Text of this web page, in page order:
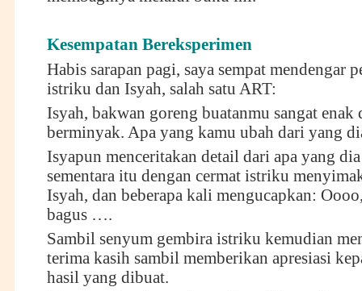
Kesempatan Bereksperimen
Habis sarapan pagi, saya sempat mendengar
istriku dan Isyah, salah satu ART:
Isyah, bakwan goreng buatanmu sangat enak
berminyak. Apa yang kamu ubah dari yang
Isyapun menceritakan detail dari apa yang
sementara itu dengan cermat istriku
Isyah, dan beberapa kali mengucapkan:
bagus ….
Sambil senyum gembira istriku kemudian
terima kasih sambil memberikan apresiasi
hasil yang dibuat.